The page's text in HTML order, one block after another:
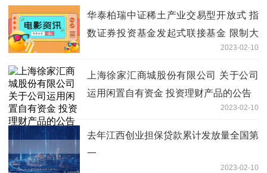
华泰柏瑞中证稀土产业交易型开放式 指
数证券投资基金发起式联接基金 限制大
额申购（含转换转入、定期定额 投资）
业务的公告-天天精选
2023-02-10
上海徐家汇商城股份有限公司 关于公司
运用闲置自有资金 投资理财产品的公告
2023-02-10
去年江西创业担保贷款累计发放量全国第
一
2023-02-10